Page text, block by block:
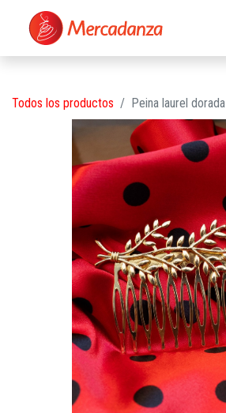
Todos los productos Peina laurel dorada